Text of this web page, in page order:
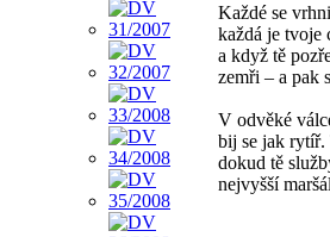
Každé se
každá je tvoje
a když tě
zemři – a pak
V odvěké
bij se jak rytíř.
dokud tě
nejvyšší